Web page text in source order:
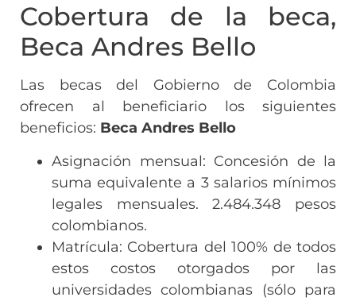
Cobertura de la beca,
Beca Andres Bello
Las becas del Gobierno de Colombia
ofrecen al beneficiario los siguientes
beneficios: Beca Andres Bello
Asignación mensual: Concesión de la
suma equivalente a 3 salarios mínimos
legales mensuales. 2.484.348 pesos
colombianos.
Matrícula: Cobertura del 100% de todos
estos costos otorgados por las
universidades colombianas (sólo para